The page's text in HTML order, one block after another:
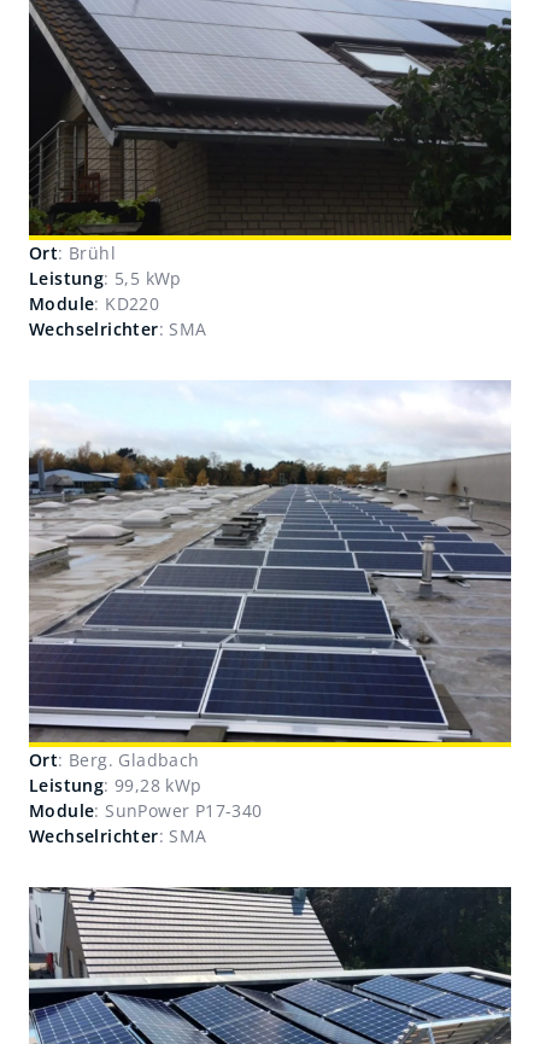
Ort: Brühl
Leistung: 5,5 kWp
Module: KD220
Wechselrichter: SMA
Ort: Berg. Gladbach
Leistung: 99,28 kWp
Module: SunPower P17-340
Wechselrichter: SMA